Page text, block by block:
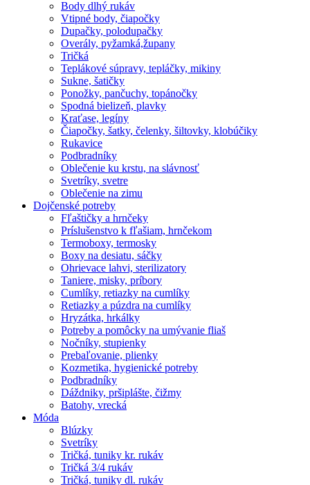
Body dlhý rukáv
Vtipné body, čiapočky
Dupačky, polodupačky
Overály, pyžamká,župany
Tričká
Teplákové súpravy, tepláčky, mikiny
Sukne, šatičky
Ponožky, pančuchy, topánočky
Spodná bielizeň, plavky
Kraťase, legíny
Čiapočky, šatky, čelenky, šiltovky, klobúčiky
Rukavice
Podbradníky
Oblečenie ku krstu, na slávnosť
Svetríky, svetre
Oblečenie na zimu
Dojčenské potreby
Fľaštičky a hrnčeky
Príslušenstvo k fľašiam, hrnčekom
Termoboxy, termosky
Boxy na desiatu, sáčky
Ohrievace lahvi, sterilizatory
Taniere, misky, príbory
Cumlíky, retiazky na cumlíky
Retiazky a púzdra na cumlíky
Hryzátka, hrkálky
Potreby a pomôcky na umývanie fliaš
Nočníky, stupienky
Prebaľovanie, plienky
Kozmetika, hygienické potreby
Podbradníky
Dáždniky, pršiplášte, čižmy
Batohy, vrecká
Móda
Blúzky
Svetríky
Tričká, tuniky kr. rukáv
Tričká 3/4 rukáv
Tričká, tuniky dl. rukáv